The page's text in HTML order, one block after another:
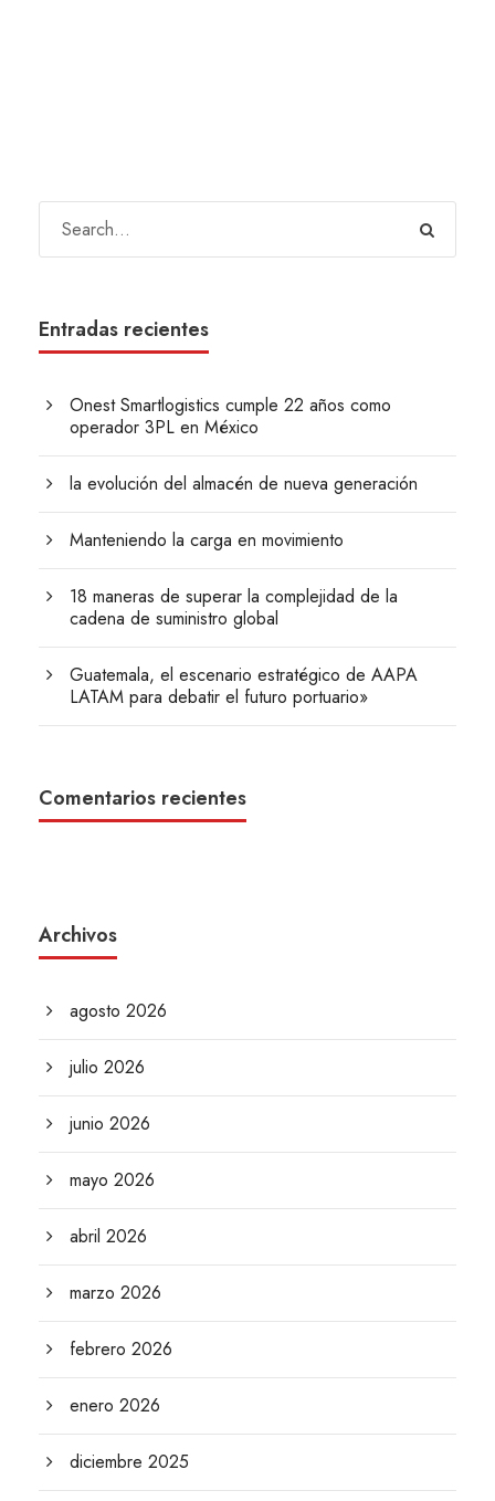
Entradas recientes
Onest Smartlogistics cumple 22 años como
operador 3PL en México
la evolución del almacén de nueva generación
Manteniendo la carga en movimiento
18 maneras de superar la complejidad de la
cadena de suministro global
Guatemala, el escenario estratégico de AAPA
LATAM para debatir el futuro portuario»
Comentarios recientes
Archivos
agosto 2026
julio 2026
junio 2026
mayo 2026
abril 2026
marzo 2026
febrero 2026
enero 2026
diciembre 2025